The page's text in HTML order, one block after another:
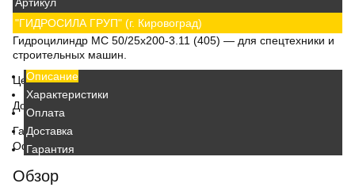
"ГИДРОСИЛА ГРУП" (г. Кировоград)
Гидроцилиндр МС 50/25х200-3.11 (405) — для спецтехники и
строительных машин.
Цена—8 545 ₽
Доставка по РФ
Гарантия—
Официальный поставщик гидравлики.
Описание
Характеристики
Оплата
Доставка
Гарантия
Обзор